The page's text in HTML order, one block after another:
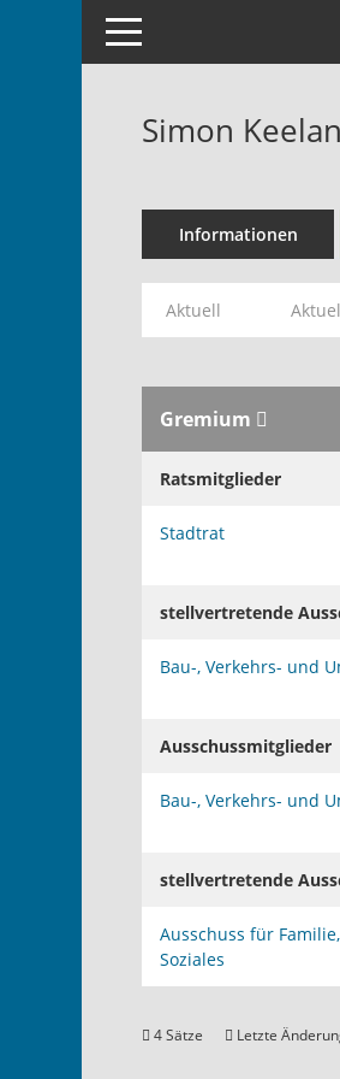
Toggle navigation
Simon Keelan
Informationen
Aktuell
Gremium
Ratsmitglieder
Stadtrat
stellvertretende
Bau-, Verkehrs- und
Ausschussmitglieder
Bau-, Verkehrs- und
stellvertretende
Ausschuss für
Soziales
4 Sätze Letzte